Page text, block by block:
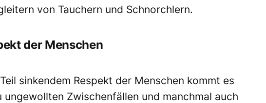
von Tauchern und Schnorchlern.
der Menschen
sinkendem Respekt der Menschen kommt es
ungewollten Zwischenfällen und manchmal auch